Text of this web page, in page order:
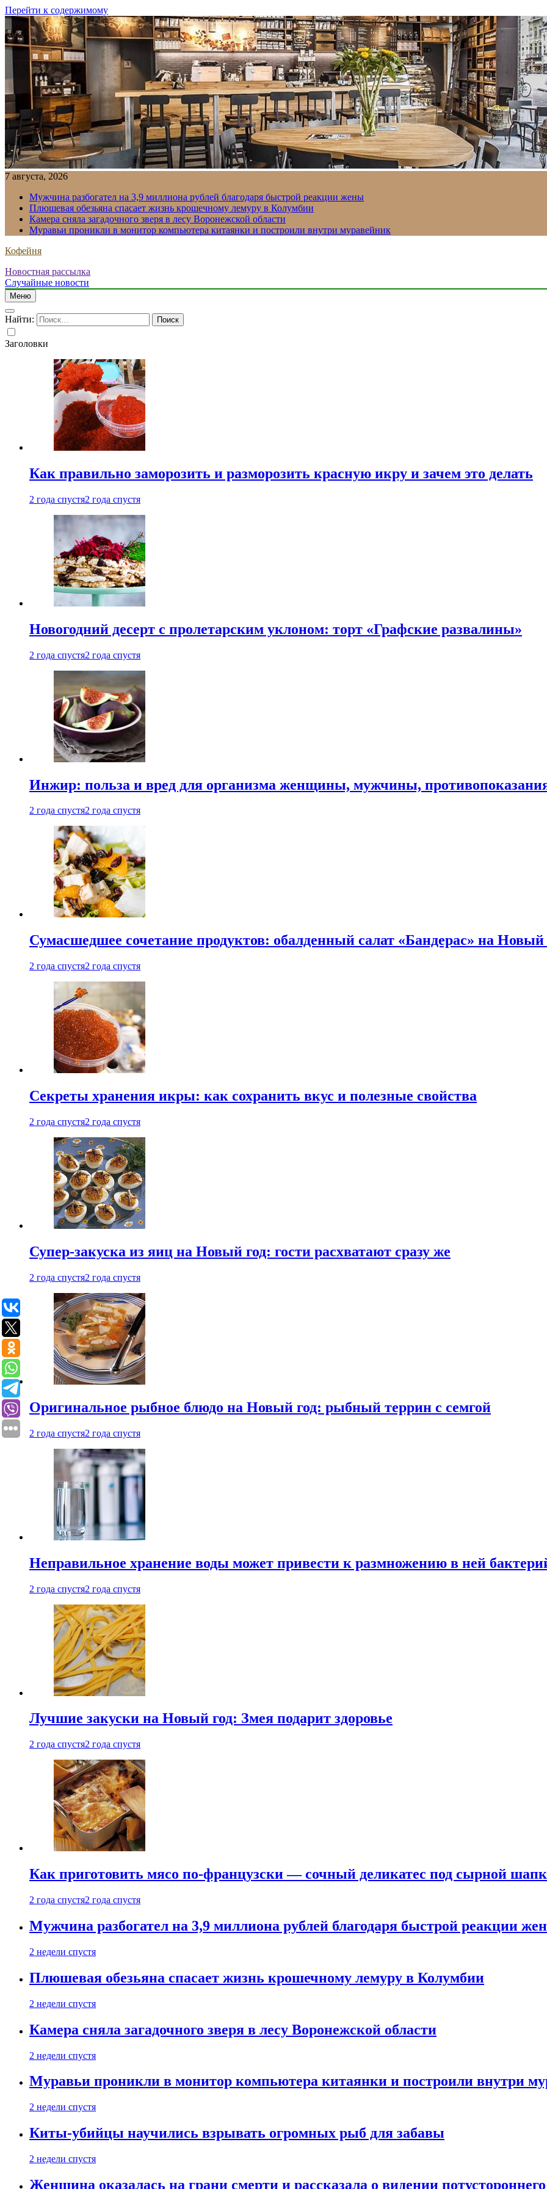
Перейти к содержимому
7 августа, 2026
Мужчина разбогател на 3,9 миллиона рублей благодаря быстрой реакции жены
Плюшевая обезьяна спасает жизнь крошечному лемуру в Колумбии
Камера сняла загадочного зверя в лесу Воронежской области
Муравьи проникли в монитор компьютера китаянки и построили внутри муравейник
Кофейня
Новостная рассылка
Случайные новости
Меню
Найти:
Заголовки
Как правильно заморозить и разморозить красную икру и зачем это делать
2 года спустя2 года спустя
Новогодний десерт с пролетарским уклоном: торт «Графские развалины»
2 года спустя2 года спустя
Инжир: польза и вред для организма женщины, мужчины,
2 года спустя2 года спустя
Сумасшедшее сочетание продуктов: обалденный салат «Бандерас» на Новый
2 года спустя2 года спустя
Секреты хранения икры: как сохранить вкус и полезные свойства
2 года спустя2 года спустя
Супер-закуска из яиц на Новый год: гости расхватают сразу же
2 года спустя2 года спустя
Оригинальное рыбное блюдо на Новый год: рыбный террин с семгой
2 года спустя2 года спустя
Неправильное хранение воды может привести к размножению в ней
2 года спустя2 года спустя
Лучшие закуски на Новый год: Змея подарит здоровье
2 года спустя2 года спустя
Как приготовить мясо по-французски — сочный деликатес под сырной
2 года спустя2 года спустя
Мужчина разбогател на 3,9 миллиона рублей благодаря быстрой реакции
2 недели спустя
Плюшевая обезьяна спасает жизнь крошечному лемуру в Колумбии
2 недели спустя
Камера сняла загадочного зверя в лесу Воронежской области
2 недели спустя
Муравьи проникли в монитор компьютера китаянки и построили внутри
2 недели спустя
Киты-убийцы научились взрывать огромных рыб для забавы
2 недели спустя
Женщина оказалась на грани смерти и рассказала о видении